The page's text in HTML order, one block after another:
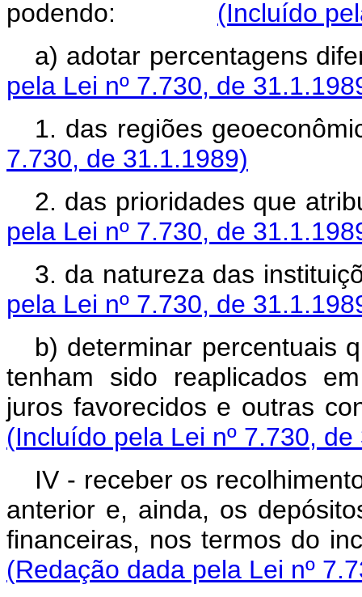
podendo: (Incluído
a) adotar
pela Lei nº 7.730, de
1. das regiões
7.730, de 31.1.1989)
2. das prioridades
pela Lei nº 7.730, de
3. da natureza das
pela Lei nº 7.730, de
b) determinar percentuais
tenham sido reaplicados
juros favorecidos e
(Incluído pela Lei nº 7.730,
IV - receber os
anterior e, ainda, os
financeiras, nos
(Redação dada pela Lei nº